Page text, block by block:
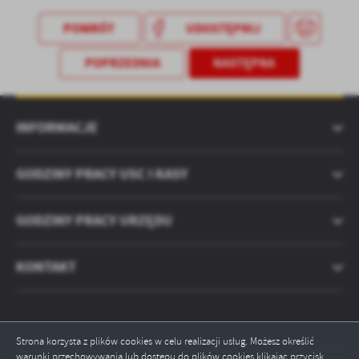
Strona korzysta z plików cookies w celu realizacji usług. Możesz określić
warunki przechowywania lub dostępu do plików cookies klikając przycisk
społecznościowych.
POWRÓT UDOSTĘPNIJ
POPRZEDNIA NASTĘPNA
INFORMACJE
GODZINY PRACY USC I KASY
GODZINY PRACY URZĘDU
KONTAKT